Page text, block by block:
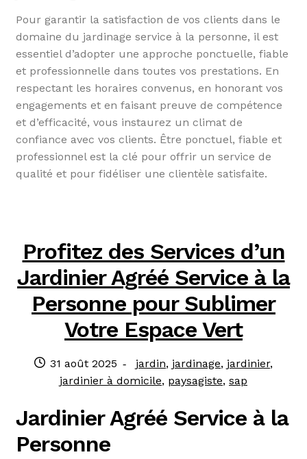
Pour garantir la satisfaction de vos clients dans le
domaine du jardinage service à la personne, il est
essentiel d’adopter une approche ponctuelle, fiable
et professionnelle dans toutes vos prestations. En
respectant les horaires convenus, en honorant vos
engagements et en faisant preuve de compétence
et d’efficacité, vous instaurez un climat de
confiance avec vos clients. Être ponctuel, fiable et
professionnel est la clé pour offrir un service de
qualité et pour fidéliser une clientèle satisfaite.
Profitez des Services d’un
Jardinier Agréé Service à la
Personne pour Sublimer
Votre Espace Vert
Publié
31 août 2025
Catégories
:
jardin, jardinage, jardinier,
jardinier à domicile, paysagiste, sap
Jardinier Agréé Service à la
Personne